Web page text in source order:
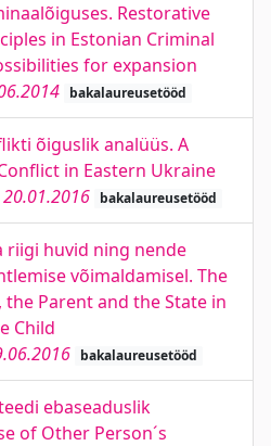
Restorative
in Estonian Criminal
for expansion
bakalaureusetööd
õiguslik analüüs. A
in Eastern Ukraine
20.01.2016 bakalaureusetööd
riigi huvid ning nende
võimaldamisel. The
Parent and the State in
Child
bakalaureusetööd
ebaseaduslik
of Other Person´s